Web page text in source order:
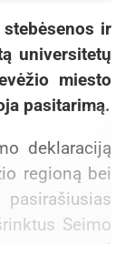
ir
universitetų
miesto
pasitarimą.
deklaraciją
regioną bei
Seimo
apsvarstyti